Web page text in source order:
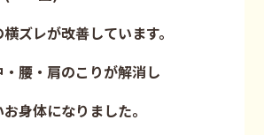
ズレが改善しています。
腰・肩のこりが解消し
身体になりました。